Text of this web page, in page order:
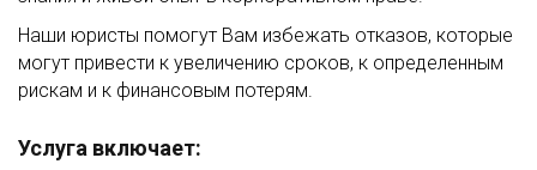
Наши юристы помогут Вам избежать отказов, которые
могут привести к увеличению сроков, к определенным
рискам и к финансовым потерям.
Услуга включает: